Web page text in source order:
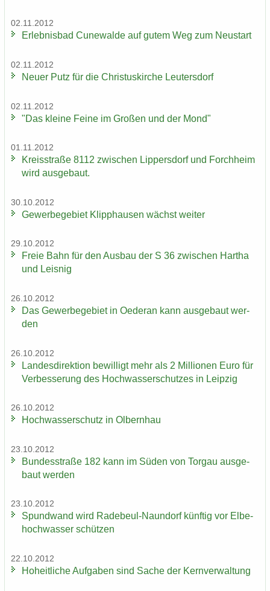
02.11.2012
Er­leb­nis­bad Cu­n­e­wal­de auf gutem Weg zum Neu­start
02.11.2012
Neuer Putz für die Chris­tus­kir­che Leu­ters­dorf
02.11.2012
"Das klei­ne Feine im Gro­ßen und der Mond"
01.11.2012
Kreis­stra­ße 8112 zwi­schen Lip­pers­dorf und Forch­heim
wird aus­ge­baut.
30.10.2012
Ge­wer­be­ge­biet Klipp­hau­sen wächst wei­ter
29.10.2012
Freie Bahn für den Aus­bau der S 36 zwi­schen Har­tha
und Leis­nig
26.10.2012
Das Ge­wer­be­ge­biet in Oe­der­an kann aus­ge­baut wer­
den
26.10.2012
Lan­des­di­rek­ti­on be­wil­ligt mehr als 2 Mil­lio­nen Euro für
Ver­bes­se­rung des Hoch­was­ser­schut­zes in Leip­zig
26.10.2012
Hoch­was­ser­schutz in Ol­bern­hau
23.10.2012
Bun­des­stra­ße 182 kann im Süden von Tor­gau aus­ge­
baut wer­den
23.10.2012
Spund­wand wird Radebeul-​Naundorf künf­tig vor El­be­
hoch­was­ser schüt­zen
22.10.2012
Ho­heit­li­che Auf­ga­ben sind Sache der Kern­ver­wal­tung